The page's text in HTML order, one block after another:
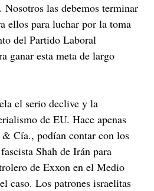
Nosotros las debemos terminar
ellos para luchar por la toma
del Partido Laboral
ganar esta meta de largo
el serio declive y la
de EU. Hace apenas
Cía., podían contar con los
Shah de Irán para
de Exxon en el Medio
caso. Los patrones israelitas